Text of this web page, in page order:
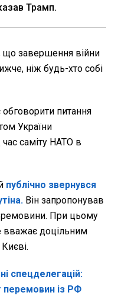
Трамп.
завершення війни
ніж будь-хто собі
питання
України
саміту НАТО в
публічно звернувся
Він запропонував
При цьому
вважає доцільним
спецделегацій:
перемовин із РФ